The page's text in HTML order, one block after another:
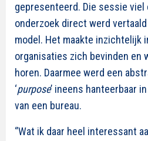
gepresenteerd. Die sessie viel
onderzoek direct werd
model. Het maakte inzichtelijk
organisaties zich bevinden en
horen. Daarmee werd een
‘purpose’ ineens hanteerbaar
van een bureau.
‘’Wat ik daar heel interessant